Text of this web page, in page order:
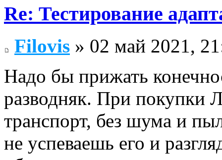
Re: Тестирование
Filovis » 02 май 2021,
Надо бы прижать
разводняк. При покупки
транспорт, без шума и
не успеваешь его и